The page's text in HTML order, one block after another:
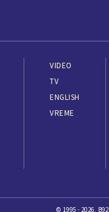
VIDEO
TV
ENGLISH
VREME
© 1995 - 2026, B92